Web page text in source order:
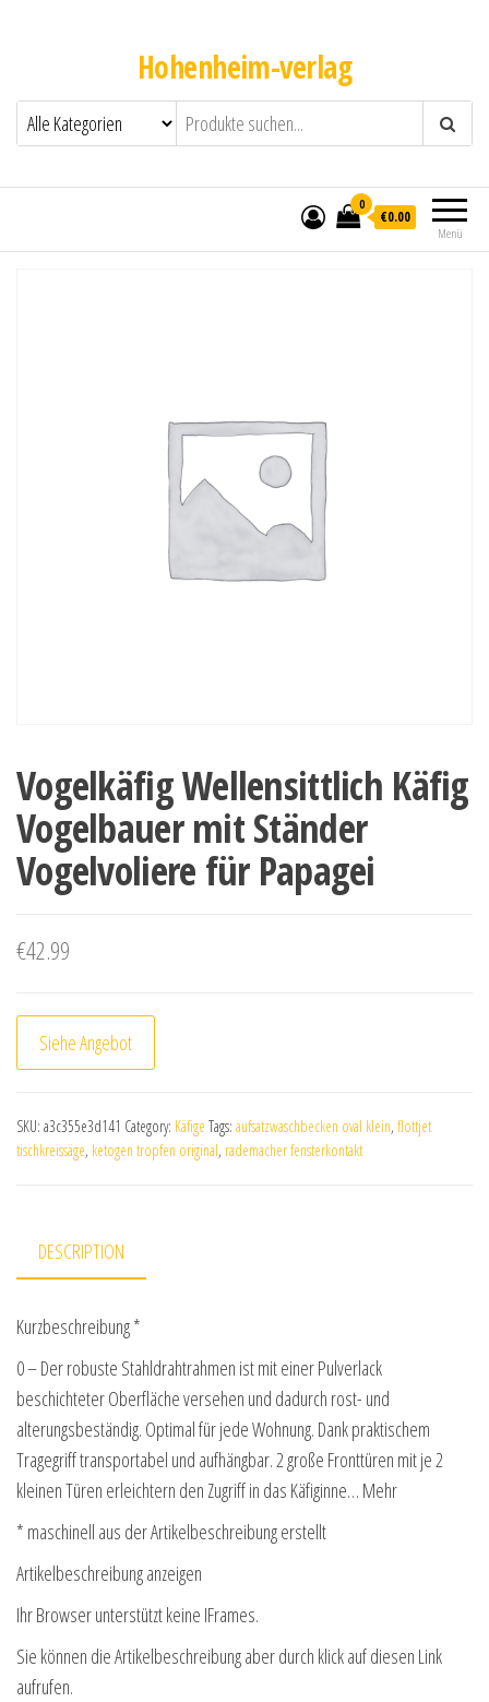
Hohenheim-verlag
Menü
0
€0.00
Vogelkäfig Wellensittlich Käfig
Vogelbauer mit Ständer
Vogelvoliere für Papagei
€42.99
Siehe Angebot
SKU: a3c355e3d141 Category: Käfige Tags: aufsatzwaschbecken oval klein, flottjet
tischkreissäge, ketogen tropfen original, rademacher fensterkontakt
DESCRIPTION
Kurzbeschreibung *
0 – Der robuste Stahldrahtrahmen ist mit einer Pulverlack
beschichteter Oberfläche versehen und dadurch rost- und
alterungsbeständig. Optimal für jede Wohnung. Dank praktischem
Tragegriff transportabel und aufhängbar. 2 große Fronttüren mit je 2
kleinen Türen erleichtern den Zugriff in das Käfiginne… Mehr
* maschinell aus der Artikelbeschreibung erstellt
Artikelbeschreibung anzeigen
Ihr Browser unterstützt keine IFrames.
Sie können die Artikelbeschreibung aber durch klick auf diesen Link
aufrufen.